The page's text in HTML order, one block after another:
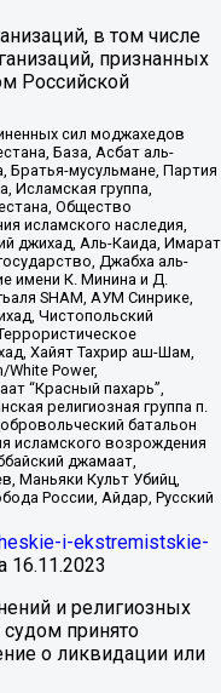
в том числе
признанных
Российской
сил моджахедов
База, Асбат аль-
Братья-мусульмане, Партия
Исламская группа,
Общество
исламского наследия,
джихад, Аль-Каида, Имарат
Джабха аль-
имени К. Минина и Д.
SHAM, АУМ Синрике,
Чистопольский
Хайят Тахрир аш-Шам,
Power,
“Красный пахарь”,
религиозная группа п.
батальон
исламского возрождения
джамаат,
Маньяки Культ Убийц,
России, Айдар, Русский
i-ekstremistskie-
16.11.2023
и религиозных
принято
о ликвидации или